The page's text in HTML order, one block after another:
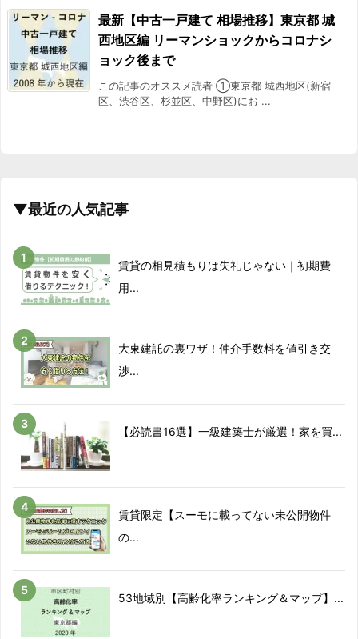
2018/04 -8.6%
2018/05 -11.1%
2018/06 -7.7%
2018/09
2018/10
2018/11
2019/01
2019/02 -11.4%
2019/03 -8.2%
2019/05 -9.4%
2019/06
2019/07 -7.6%
2019/08
最新【中古一戸建て 相場推移】東京都 城
西地区編 リーマンショックからコロナシ
ョック後まで
この記事のオススメ読者 ①東京都 城西地区(新宿
区、渋谷区、杉並区、中野区)にお ...
▼最近の人気記事
賃貸の相見積もりは失礼じゃない｜初期費
用...
大東建託の裏ワザ！仲介手数料を値引き交
渉...
【必読書16選】一級建築士が厳選！家を買...
賃貸限定【スーモに載ってない未公開物件
の...
53地域別【高齢化率ランキング＆マップ】...